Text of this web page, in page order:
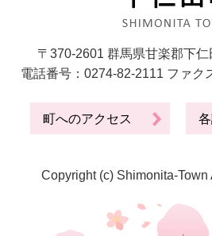
〒370-2601 群馬県甘楽郡下
電話番号：0274-82-2111 ファク
町へのアクセス
Copyright (c) Shimonita-Town